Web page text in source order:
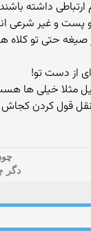
و غیر شرعی
حتی تو کلاه
مثلا خیلی ها
قول کردن کجاش
دگر